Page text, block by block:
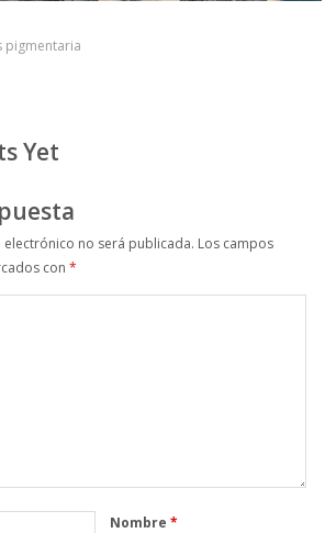
pigmentaria
Yet
no será publicada. Los campos
con*
Nombre*